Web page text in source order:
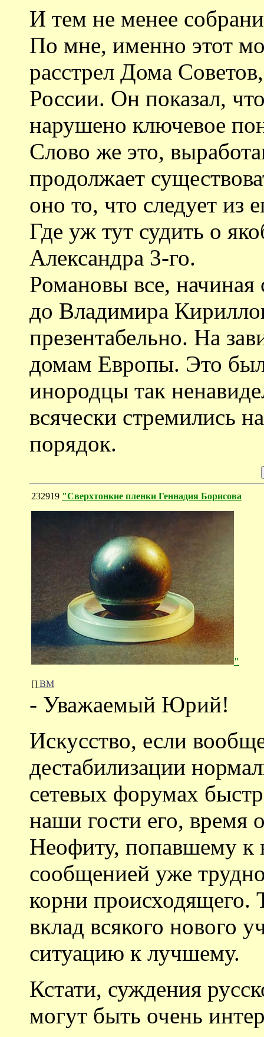
И тем не менее
По мне, именно этот
расстрел Дома
России. Он показал,
нарушено ключевое
Слово же это,
продолжает
оно то, что следует из
Где уж тут судить о
Александра 3-го.
Романовы все, начиная
до Владимира
презентабельно. На
домам Европы. Это
инородцы так
всячески стремились
порядок.
232919 "Сверхтонкие пленки Геннадия Борисова
"
[] ВМ
- Уважаемый Юрий!
Искусство, если
дестабилизации
сетевых форумах
наши гости его, время
Неофиту, попавшему к
сообщенией уже
корни происходящего.
вклад всякого нового
ситуацию к лучшему.
Кстати, суждения
могут быть очень